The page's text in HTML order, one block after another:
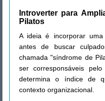
Introverter para
Pilatos
A ideia é incorporar
antes de buscar
chamada "síndrome de
ser corresponsáveis
determina o índice de
contexto organizacional.